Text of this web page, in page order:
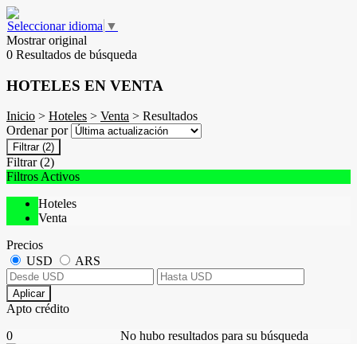
Seleccionar idioma ▼
Mostrar original
0 Resultados de búsqueda
HOTELES EN VENTA
Inicio > Hoteles > Venta > Resultados
Ordenar por
Filtrar (2)
Filtrar (2)
Filtros Activos
Hoteles
Venta
Precios
USD
ARS
Aplicar
Apto crédito
No hubo resultados para su búsqueda
0